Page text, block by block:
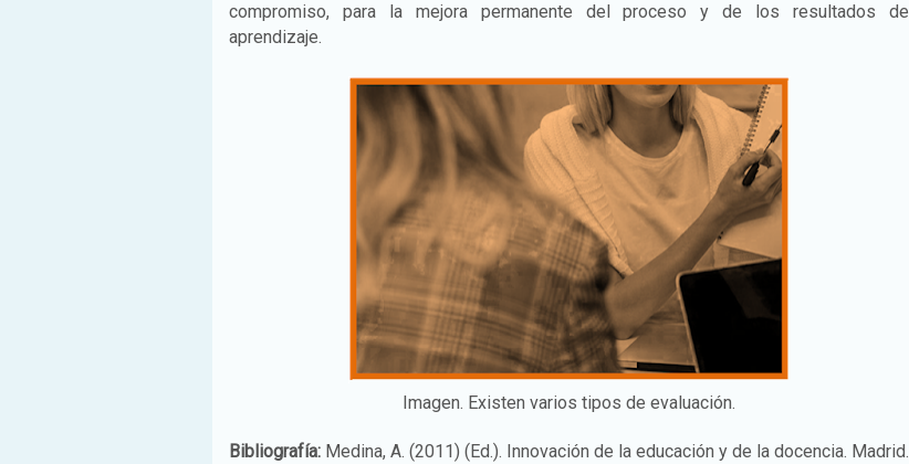
compromiso, para la mejora permanente del proceso y de los resultados de
aprendizaje.
Imagen. Existen varios tipos de evaluación.
Bibliografía: Medina, A. (2011) (Ed.). Innovación de la educación y de la docencia. Madrid.